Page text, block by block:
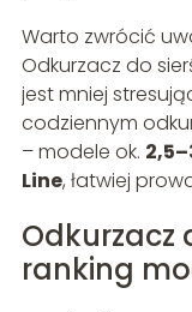
Warto zwrócić
Odkurzacz do
jest mniej
codziennym
– modele ok.
Line, łatwiej
Odkurzacz
ranking